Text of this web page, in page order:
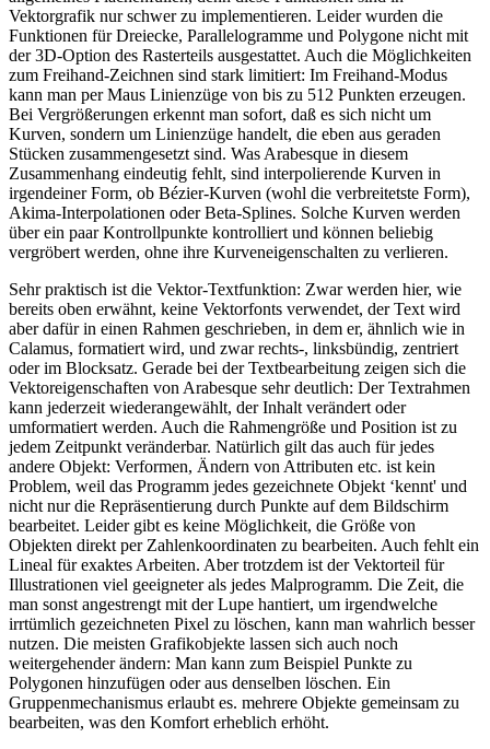
Vektorgrafik nur schwer zu implementieren. Leider wurden die
Funktionen für Dreiecke, Parallelogramme und Polygone nicht mit
der 3D-Option des Rasterteils ausgestattet. Auch die Möglichkeiten
zum Freihand-Zeichnen sind stark limitiert: Im Freihand-Modus
kann man per Maus Linienzüge von bis zu 512 Punkten erzeugen.
Bei Vergrößerungen erkennt man sofort, daß es sich nicht um
Kurven, sondern um Linienzüge handelt, die eben aus geraden
Stücken zusammengesetzt sind. Was Arabesque in diesem
Zusammenhang eindeutig fehlt, sind interpolierende Kurven in
irgendeiner Form, ob Bézier-Kurven (wohl die verbreitetste Form),
Akima-Interpolationen oder Beta-Splines. Solche Kurven werden
über ein paar Kontrollpunkte kontrolliert und können beliebig
vergröbert werden, ohne ihre Kurveneigenschalten zu verlieren.
Sehr praktisch ist die Vektor-Textfunktion: Zwar werden hier, wie
bereits oben erwähnt, keine Vektorfonts verwendet, der Text wird
aber dafür in einen Rahmen geschrieben, in dem er, ähnlich wie in
Calamus, formatiert wird, und zwar rechts-, linksbündig, zentriert
oder im Blocksatz. Gerade bei der Textbearbeitung zeigen sich die
Vektoreigenschaften von Arabesque sehr deutlich: Der Textrahmen
kann jederzeit wiederangewählt, der Inhalt verändert oder
umformatiert werden. Auch die Rahmengröße und Position ist zu
jedem Zeitpunkt veränderbar. Natürlich gilt das auch für jedes
andere Objekt: Verformen, Ändern von Attributen etc. ist kein
Problem, weil das Programm jedes gezeichnete Objekt ‘kennt' und
nicht nur die Repräsentierung durch Punkte auf dem Bildschirm
bearbeitet. Leider gibt es keine Möglichkeit, die Größe von
Objekten direkt per Zahlenkoordinaten zu bearbeiten. Auch fehlt ein
Lineal für exaktes Arbeiten. Aber trotzdem ist der Vektorteil für
Illustrationen viel geeigneter als jedes Malprogramm. Die Zeit, die
man sonst angestrengt mit der Lupe hantiert, um irgendwelche
irrtümlich gezeichneten Pixel zu löschen, kann man wahrlich besser
nutzen. Die meisten Grafikobjekte lassen sich auch noch
weitergehender ändern: Man kann zum Beispiel Punkte zu
Polygonen hinzufügen oder aus denselben löschen. Ein
Gruppenmechanismus erlaubt es. mehrere Objekte gemeinsam zu
bearbeiten, was den Komfort erheblich erhöht.